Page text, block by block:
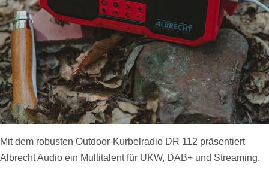
Mit dem robusten Outdoor-Kurbelradio DR 112 präsentiert
Albrecht Audio ein Multitalent für UKW, DAB+ und Streaming.